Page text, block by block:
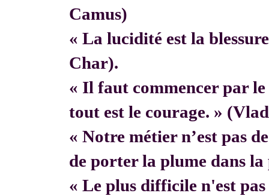
Camus)
« La lucidité est la
Char).
« Il faut commencer par le
tout est le courage. »
« Notre métier n’est pas
de porter la plume dans
« Le plus difficile n'est